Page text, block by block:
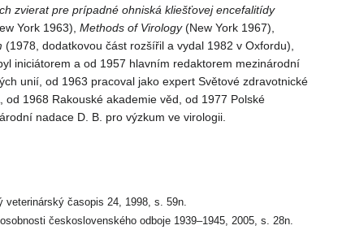
zvierat pre prípadné ohniská kliešťovej encefalitídy
York 1963), Methods of Virology(New York 1967),
(1978, dodatkovou část rozšířil a vydal 1982 v Oxfordu),
iniciátorem a od 1957 hlavním redaktorem mezinárodní
unií, od 1963 pracoval jako expert Světové zdravotnické
1968 Rakouské akademie věd, od 1977 Polské
nadace D. B. pro výzkum ve virologii.
veterinárský časopis 24, 1998, s. 59n.
československého odboje 1939–1945, 2005, s. 28n.